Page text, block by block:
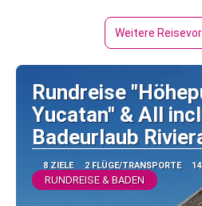
Weitere
Rundreise
Yucatan" & All
Badeurlaub
8 ZIELE 2 FLÜGE/TRANSPORTE
RUNDREISE & BADEN